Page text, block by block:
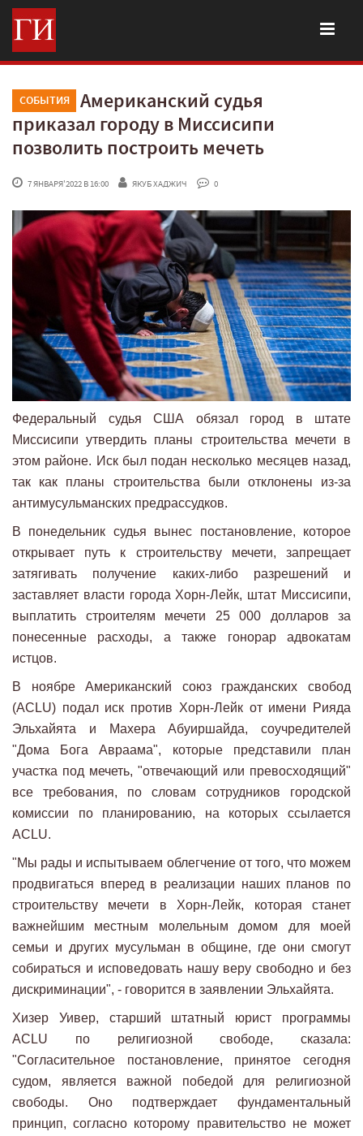
СОБЫТИЯ
Американский судья
приказал городу в Миссисипи
позволить построить мечеть
7 ЯНВАРЯ'2022 В 16:00 ЯКУБ ХАДЖИЧ 0
Федеральный судья США обязал город в штате
Миссисипи утвердить планы строительства мечети в
этом районе. Иск был подан несколько месяцев назад,
так как планы строительства были отклонены из-за
антимусульманских предрассудков.
В понедельник судья вынес постановление, которое
открывает путь к строительству мечети, запрещает
затягивать получение каких-либо разрешений и
заставляет власти города Хорн-Лейк, штат Миссисипи,
выплатить строителям мечети 25 000 долларов за
понесенные расходы, а также гонорар адвокатам
истцов.
В ноябре Американский союз гражданских свобод
(ACLU) подал иск против Хорн-Лейк от имени Рияда
Эльхайята и Махера Абуиршайда, соучредителей
"Дома Бога Авраама", которые представили план
участка под мечеть, "отвечающий или превосходящий"
все требования, по словам сотрудников городской
комиссии по планированию, на которых ссылается
ACLU.
"Мы рады и испытываем облегчение от того, что можем
продвигаться вперед в реализации наших планов по
строительству мечети в Хорн-Лейк, которая станет
важнейшим местным молельным домом для моей
семьи и других мусульман в общине, где они смогут
собираться и исповедовать нашу веру свободно и без
дискриминации", - говорится в заявлении Эльхайята.
Хизер Уивер, старший штатный юрист программы
ACLU по религиозной свободе, сказала:
"Согласительное постановление, принятое сегодня
судом, является важной победой для религиозной
свободы. Оно подтверждает фундаментальный
принцип, согласно которому правительство не может